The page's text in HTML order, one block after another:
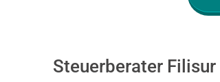
Steuerberater